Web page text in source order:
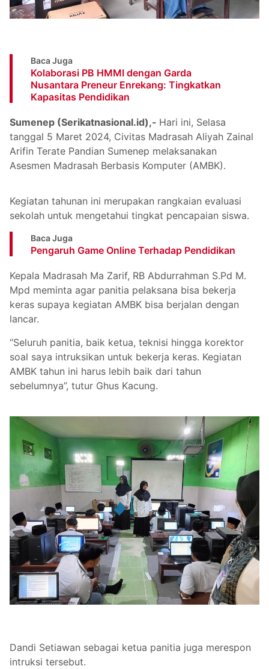
Baca Juga
Kolaborasi PB HMMI dengan Garda
Nusantara Preneur Enrekang: Tingkatkan
Kapasitas Pendidikan
Sumenep (Serikatnasional.id),- Hari ini, Selasa
tanggal 5 Maret 2024, Civitas Madrasah Aliyah Zainal
Arifin Terate Pandian Sumenep melaksanakan
Asesmen Madrasah Berbasis Komputer (AMBK).
Kegiatan tahunan ini merupakan rangkaian evaluasi
sekolah untuk mengetahui tingkat pencapaian siswa.
Baca Juga
Pengaruh Game Online Terhadap Pendidikan
Kepala Madrasah Ma Zarif, RB Abdurrahman S.Pd M.
Mpd meminta agar panitia pelaksana bisa bekerja
keras supaya kegiatan AMBK bisa berjalan dengan
lancar.
“Seluruh panitia, baik ketua, teknisi hingga korektor
soal saya intruksikan untuk bekerja keras. Kegiatan
AMBK tahun ini harus lebih baik dari tahun
sebelumnya”, tutur Ghus Kacung.
Dandi Setiawan sebagai ketua panitia juga merespon
intruksi tersebut.